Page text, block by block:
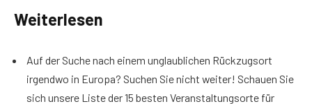
Weiterlesen
Auf der Suche nach einem unglaublichen Rückzugsort
irgendwo in Europa? Suchen Sie nicht weiter! Schauen Sie
sich unsere Liste der 15 besten Veranstaltungsorte für